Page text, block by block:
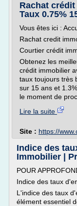
Rachat
Taux 0.75%
Vous êtes ici :
Rachat credit
Courtier crédit
Obtenez les
crédit immobilier
taux toujours très
sur 15 ans et
le moment de
Lire la suite
Site : https://
Indice des
Immobilier |
POUR
Indice des taux
L'indice des taux
élément essentiel